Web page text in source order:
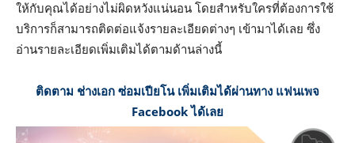
ให้กับคุณได้อย่างไม่ผิดหวังแน่นอน โดยสำหรับใครที่ต้องการใช้
บริการก็สามารถติดต่อแจ้งรายละเอียดต่างๆ เข้ามาได้เลย ซึ่ง
อ่านรายละเอียดเพิ่มเติมได้ตามด้านล่างนี้
ติดตาม ช่างเอก ซ่อมเปียโน เพิ่มเติมได้ผ่านทาง แฟนเพจ
Facebook ได้เลย